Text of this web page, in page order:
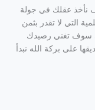
نأخذ عقلك في جولة
التي لا تقدر بثمن
سوف تغني رصيدك
على بركة الله نبدأ